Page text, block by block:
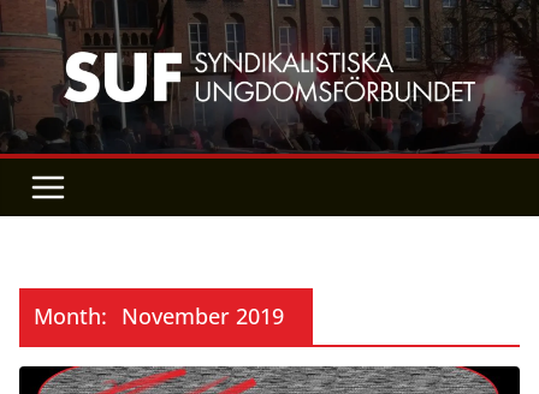
Skip
to
content
Month: November 2019